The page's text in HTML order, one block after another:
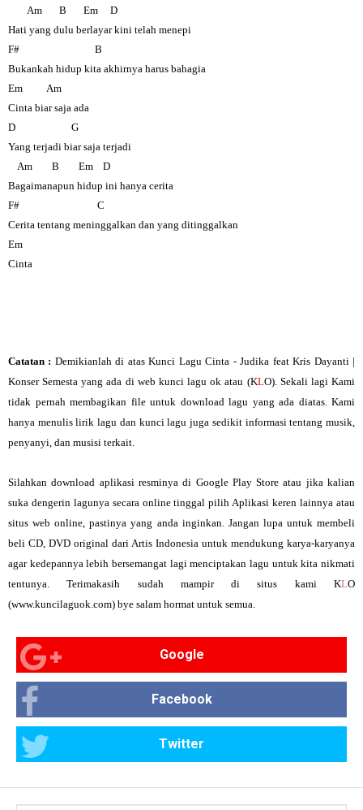
Am B Em D
Hati yang dulu berlayar kini telah menepi
F# B
Bukankah hidup kita akhirnya harus bahagia
Em Am
Cinta biar saja ada
D G
Yang terjadi biar saja terjadi
Am B Em D
Bagaimanapun hidup ini hanya cerita
F# C
Cerita tentang meninggalkan dan yang ditinggalkan
Em
Cinta
Catatan : Demikianlah di atasKunci Lagu Cinta - Judika feat Kris Dayanti |
Konser Semestayang ada di web kunci lagu ok atau (KLO). Sekali lagi Kami
tidak pernah membagikan file untuk download lagu yang ada diatas. Kami
hanya menulis lirik lagu dan kunci lagu juga sedikit informasi tentang musik,
penyanyi, dan musisi terkait.
Silahkan download aplikasi resminya di Google Play Store atau jika kalian
suka dengerin lagunya secara online tinggal pilih Aplikasi keren lainnya atau
situs web online, pastinya yang anda inginkan. Jangan lupa untuk membeli
beli CD, DVD original dari Artis Indonesia untuk mendukung karya-karyanya
agar kedepannya lebih bersemangat lagi menciptakan lagu untuk kita nikmati
tentunya. Terimakasih sudah mampir di situs kami KLO
(www.kuncilaguok.com) bye salam hormat untuk semua.
Google
Facebook
Twitter